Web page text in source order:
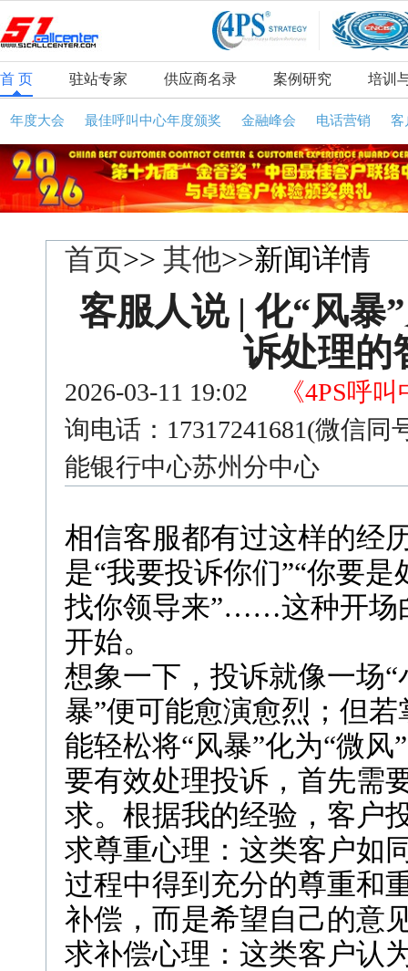
首 页 驻站专家 供应商名录 案例研究 培训
年度大会 最佳呼叫中心年度颁奖 金融峰会 电话营销 客
首页>> 其他>>新闻详情
客服人说 | 化“风
诉处理的
2026-03-11 19:02
《4PS呼
询电话：17317241681(微信
能银行中心苏州分中心
相信客服都有过这样的经
是“我要投诉你们”“你要
找你领导来”……这种开场
开始。
想象一下，投诉就像一场
暴”便可能愈演愈烈；但
能轻松将“风暴”化为“微风
要有效处理投诉，首先需
求。根据我的经验，客户
求尊重心理：这类客户如
过程中得到充分的尊重和
补偿，而是希望自己的意
求补偿心理：这类客户认